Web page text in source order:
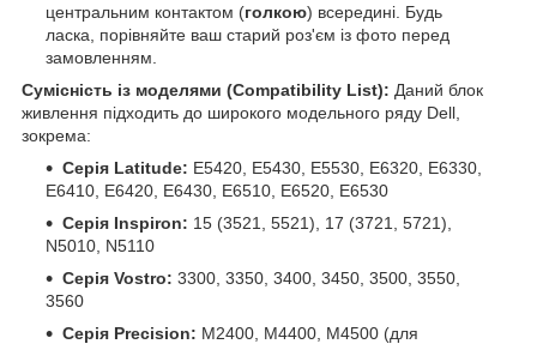
центральним контактом (голкою) всередині. Будь
ласка, порівняйте ваш старий роз'єм із фото перед
замовленням.
Сумісність із моделями (Compatibility List): Даний блок
живлення підходить до широкого модельного ряду Dell,
зокрема:
Серія Latitude: E5420, E5430, E5530, E6320, E6330,
E6410, E6420, E6430, E6510, E6520, E6530
Серія Inspiron: 15 (3521, 5521), 17 (3721, 5721),
N5010, N5110
Серія Vostro: 3300, 3350, 3400, 3450, 3500, 3550,
3560
Серія Precision: M2400, M4400, M4500 (для